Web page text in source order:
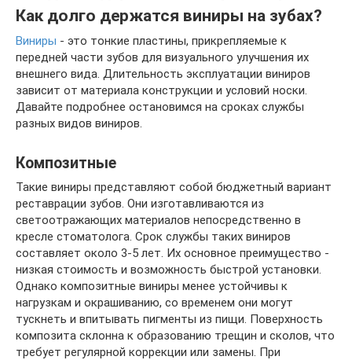
Как долго держатся виниры на зубах?
Виниры - это тонкие пластины, прикрепляемые к
передней части зубов для визуального улучшения их
внешнего вида. Длительность эксплуатации виниров
зависит от материала конструкции и условий носки.
Давайте подробнее остановимся на сроках службы
разных видов виниров.
Композитные
Такие виниры представляют собой бюджетный вариант
реставрации зубов. Они изготавливаются из
светоотражающих материалов непосредственно в
кресле стоматолога. Срок службы таких виниров
составляет около 3-5 лет. Их основное преимущество -
низкая стоимость и возможность быстрой установки.
Однако композитные виниры менее устойчивы к
нагрузкам и окрашиванию, со временем они могут
тускнеть и впитывать пигменты из пищи. Поверхность
композита склонна к образованию трещин и сколов, что
требует регулярной коррекции или замены. При